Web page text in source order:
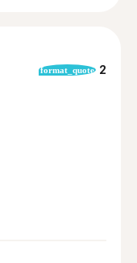
format_quote 2